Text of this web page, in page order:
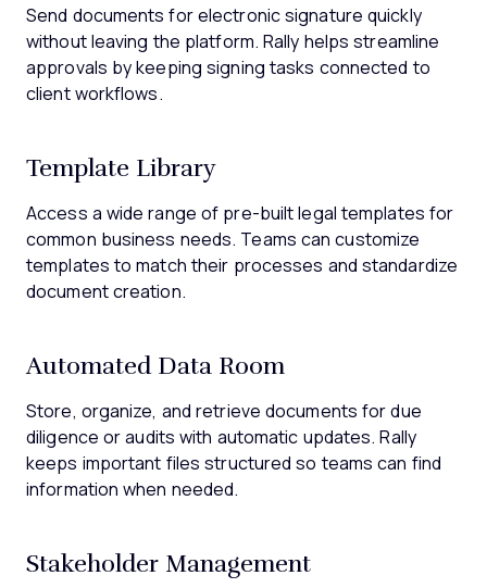
Send documents for electronic signature quickly
without leaving the platform. Rally helps streamline
approvals by keeping signing tasks connected to
client workflows.
Template Library
Access a wide range of pre-built legal templates for
common business needs. Teams can customize
templates to match their processes and standardize
document creation.
Automated Data Room
Store, organize, and retrieve documents for due
diligence or audits with automatic updates. Rally
keeps important files structured so teams can find
information when needed.
Stakeholder Management